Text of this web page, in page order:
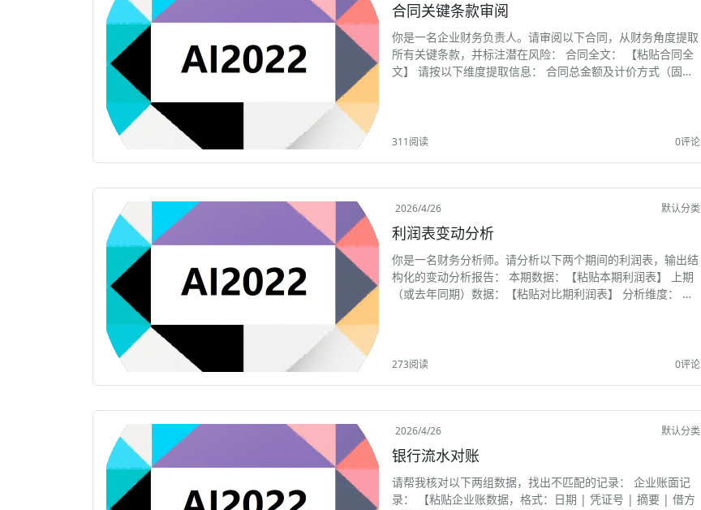
合同关键条款审阅
你是一名企业财务负责人。请审阅以下合同，从财务角度提取
所有关键条款，并标注潜在风险： 合同全文： 【粘贴合同全
文】 请按以下维度提取信息： 合同总金额及计价方式（固定
311阅读 0评论
2026/4/26 默认分类
利润表变动分析
你是一名财务分析师。请分析以下两个期间的利润表，输出结
构化的变动分析报告： 本期数据：【粘贴本期利润表】 上期
（或去年同期）数据：【粘贴对比期利润表】 分析维度： 营
273阅读 0评论
2026/4/26 默认分类
银行流水对账
请帮我核对以下两组数据，找出不匹配的记录： 企业账面记
录： 【粘贴企业账数据，格式：日期 | 凭证号 | 摘要 | 借方